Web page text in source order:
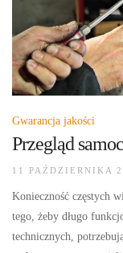
Gwarancja jakości
Przegląd
11 PAŹDZIERNIKA
Konieczność częstych
tego, żeby długo
technicznych,